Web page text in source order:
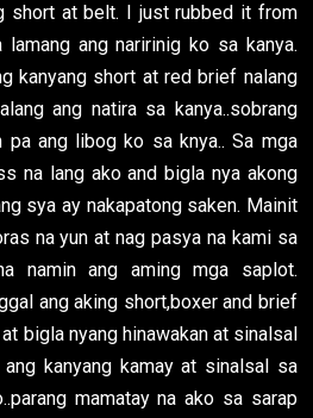
short at belt. I just rubbed it from
ang naririnig ko sa kanya.
kanyang short at red brief nalang
ang natira sa kanya..sobrang
pa ang libog ko sa knya.. Sa mga
na lang ako and bigla nya akong
sya ay nakapatong saken. Mainit
na yun at nag pasya na kami sa
namin ang aming mga saplot.
ang aking short,boxer and brief
bigla nyang hinawakan at sinalsal
ang kanyang kamay at sinalsal sa
mamatay na ako sa sarap